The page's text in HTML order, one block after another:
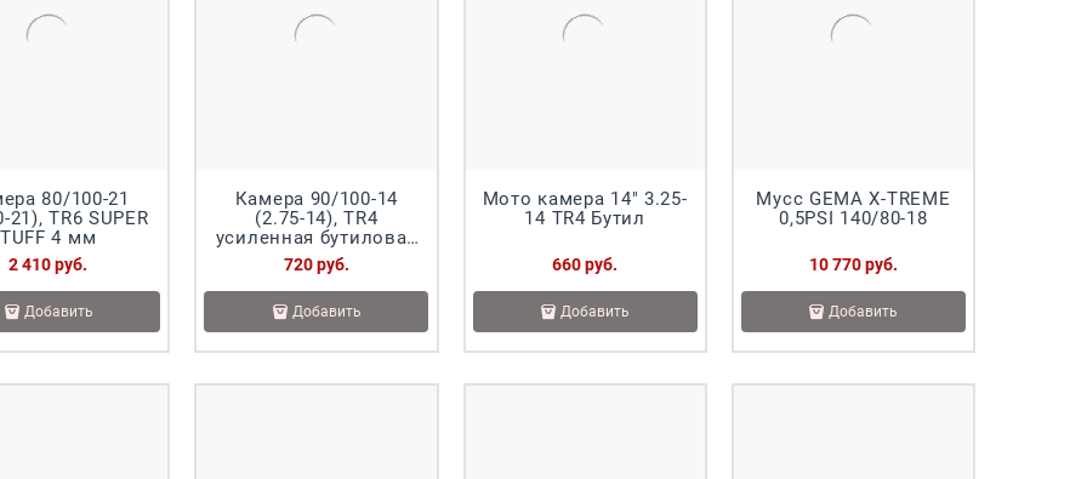
80/100-21
21), TR6 SUPER
TUFF 4 мм
2 410 руб.
Добавить
Камера 90/100-14
(2.75-14), TR4
усиленная бутиловая
Питбайк
720 руб.
Добавить
Мото камера 14" 3.25-
14 TR4 Бутил
660 руб.
Добавить
Мусс GEMA X-TREME
0,5PSI 140/80-18
10 770 руб.
Добавить